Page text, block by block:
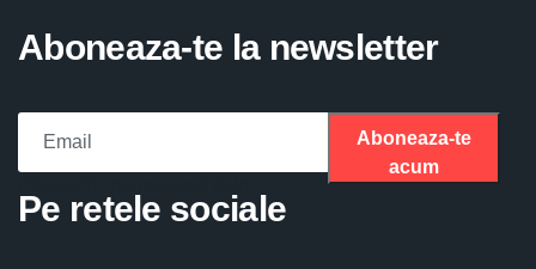
Aboneaza-te la newsletter
Aboneaza-te
acum
Pe retele sociale